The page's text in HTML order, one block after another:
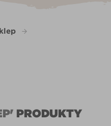
PRODUKTY